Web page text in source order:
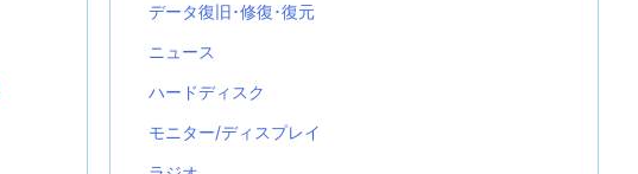
データ復旧･修復･復元
ニュース
ハードディスク
モニター/ディスプレイ